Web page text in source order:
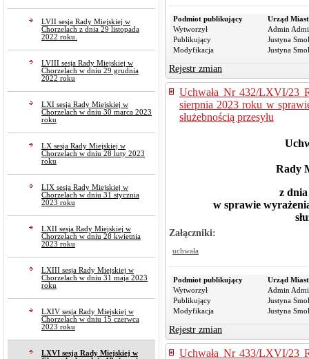
LVII sesja Rady Miejskiej w
Chorzelach z dnia 29 listopada
2022 roku.
LVIII sesja Rady Miejskiej w
Chorzelach w dniu 29 grudnia
2022 roku
LXI sesja Rady Miejskiej w
Chorzelach w dniu 30 marca 2023
roku
LX sesja Rady Miejskiej w
Chorzelach w dniu 28 luty 2023
roku
LIX sesja Rady Miejskiej w
Chorzelach w dniu 31 stycznia
2023 roku
LXII sesja Rady Miejskiej w
Chorzelach w dniu 28 kwietnia
2023 roku
LXIII sesja Rady Miejskiej w
Chorzelach w dniu 31 maja 2023
roku
LXIV sesja Rady Miejskiej w
Chorzelach w dniu 15 czerwca
2023 roku
LXVI sesja Rady Miejskiej w
Podmiot publikujący
Urząd
Wytworzył
Admin
Publikujący
Justyna
Modyfikacja
Justyna
Rejestr zmian
Uchwała Nr 432/LXVI/23
sierpnia 2023 roku w
służebnością przesyłu
Rady
z
w sprawie
Załączniki:
uchwała
Podmiot publikujący
Urząd
Wytworzył
Admin
Publikujący
Justyna
Modyfikacja
Justyna
Rejestr zmian
Uchwała Nr 433/LXVI/23